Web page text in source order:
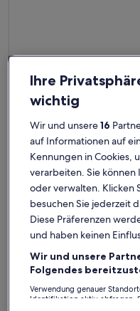
Weitere Infos zu
Super
10 von 10
Außergewöhnlich
außergewöhnlich
12 Bewertungen
(12
bewertungen)
Schöne Wohnung und sehr
sehr wohl gefüllt. Das Haus
den Skigebieten See und
beatrice h.
Aufenthalt im Feb. 2025
Ihre
wichtig
Wir und unsere16
auf Informationen auf
Kennungen in Cookies,
verarbeiten. Sie können
oder verwalten. Klicken
besuchen Sie jederzeit
Diese Präferenzen
und haben keinen
Wir und unsere
Folgendes
Verwendung genauer
Identifikation aktiv abfragen.